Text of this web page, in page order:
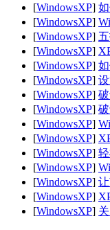
[WindowsXP]
[WindowsXP]
[WindowsXP]
[WindowsXP]
[WindowsXP]
[WindowsXP]
[WindowsXP]
[WindowsXP]
[WindowsXP]
[WindowsXP]
[WindowsXP]
[WindowsXP]
[WindowsXP]
[WindowsXP]
[WindowsXP]